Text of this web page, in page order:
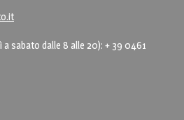
a sabato dalle 8 alle 20): + 39 0461